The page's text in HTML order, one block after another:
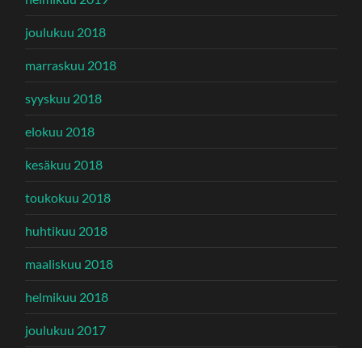
joulukuu 2018
marraskuu 2018
syyskuu 2018
elokuu 2018
kesäkuu 2018
toukokuu 2018
huhtikuu 2018
maaliskuu 2018
helmikuu 2018
joulukuu 2017